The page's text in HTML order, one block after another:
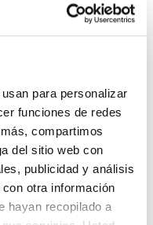
para personalizar
funciones de redes
compartimos
del sitio web con
publicidad y análisis
otra información
hayan recopilado a
en tu dispositivo
identidad visual